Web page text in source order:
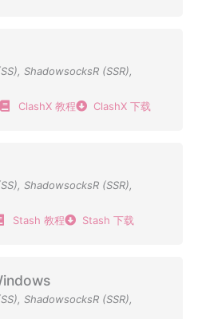
, ShadowsocksR (SSR),
ClashX 教程 ClashX 下载
, ShadowsocksR (SSR),
Stash 教程 Stash 下载
, ShadowsocksR (SSR),